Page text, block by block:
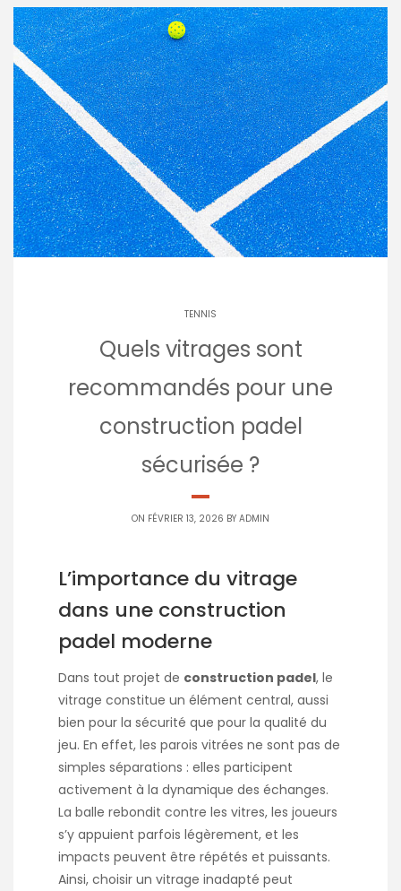
TENNIS
Quels vitrages sont
recommandés pour une
construction padel
sécurisée ?
ON FÉVRIER 13, 2026 BY ADMIN
L’importance du vitrage
dans une construction
padel moderne
Dans tout projet de construction padel, le
vitrage constitue un élément central, aussi
bien pour la sécurité que pour la qualité du
jeu. En effet, les parois vitrées ne sont pas de
simples séparations : elles participent
activement à la dynamique des échanges.
La balle rebondit contre les vitres, les joueurs
s’y appuient parfois légèrement, et les
impacts peuvent être répétés et puissants.
Ainsi, choisir un vitrage inadapté peut